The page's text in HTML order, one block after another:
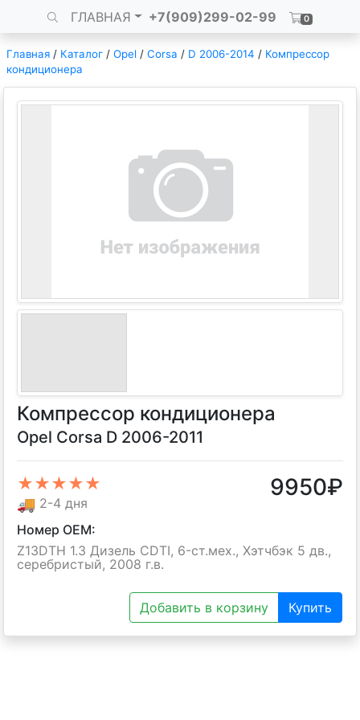
ГЛАВНАЯ +7(909)299-02-99 0
Главная / Каталог / Opel / Corsa / D 2006-2014 / Компрессор
кондиционера
Компрессор кондиционера
Opel Corsa D 2006-2011
★★★★★
🚚 2-4 дня
9950₽
Номер OEM:
Z13DTH 1.3 Дизель CDTI, 6-ст.мех., Хэтчбэк 5 дв.,
серебристый, 2008 г.в.
Добавить в корзину Купить